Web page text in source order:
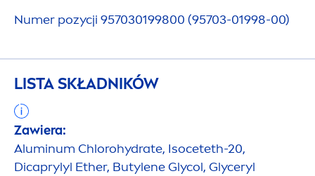
Numer pozycji 957030199800 (95703-01998-00)
LISTA SKŁADNIKÓW
Zawiera:
Aluminum Chlorohydrate, Isoceteth-20,
Dicaprylyl Ether, Butylene Glycol, Glyceryl